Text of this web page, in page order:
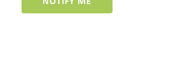
NOTIFY ME